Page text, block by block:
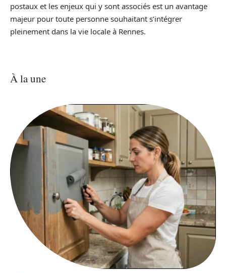
postaux et les enjeux qui y sont associés est un avantage
majeur pour toute personne souhaitant s’intégrer
pleinement dans la vie locale à Rennes.
À la une